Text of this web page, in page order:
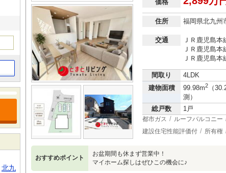
価格
住所 福岡県北九州
交通
ＪＲ鹿児島本
ＪＲ鹿児島本
ＪＲ鹿児島
間取り
4LDK
建物面積
99.98m2
（
測）
総戸数
1戸
都市ガス ルーフバルコニー
建設住宅性能評価付
所有権
おすすめポイント
お盆期間も休まず営業中！
マイホーム探しはぜひこの機会に♪
北九